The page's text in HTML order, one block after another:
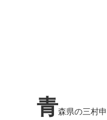
青森県の三村